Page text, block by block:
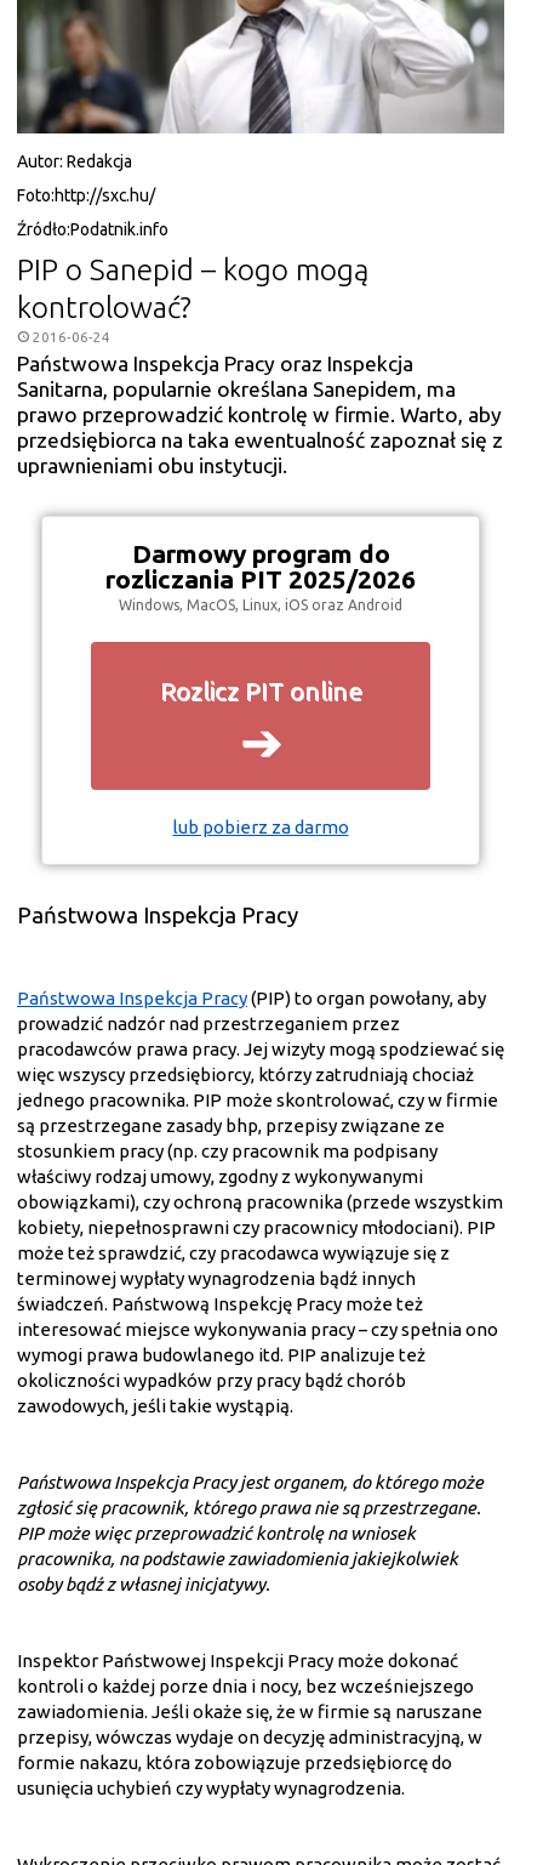
Autor: Redakcja
Foto:http://sxc.hu/
Źródło:Podatnik.info
PIP o Sanepid – kogo mogą
kontrolować?
2016-06-24
Państwowa Inspekcja Pracy oraz Inspekcja
Sanitarna, popularnie określana Sanepidem, ma
prawo przeprowadzić kontrolę w firmie. Warto, aby
przedsiębiorca na taka ewentualność zapoznał się z
uprawnieniami obu instytucji.
Darmowy program do
rozliczania PIT 2025/2026
Windows, MacOS, Linux, iOS oraz Android
Rozlicz PIT online
➔
lub pobierz za darmo
Państwowa Inspekcja Pracy
Państwowa Inspekcja Pracy(PIP) to organ powołany, aby
prowadzić nadzór nad przestrzeganiem przez
pracodawców prawa pracy. Jej wizyty mogą spodziewać się
więc wszyscy przedsiębiorcy, którzy zatrudniają chociaż
jednego pracownika. PIP może skontrolować, czy w firmie
są przestrzegane zasady bhp, przepisy związane ze
stosunkiem pracy (np. czy pracownik ma podpisany
właściwy rodzaj umowy, zgodny z wykonywanymi
obowiązkami), czy ochroną pracownika (przede wszystkim
kobiety, niepełnosprawni czy pracownicy młodociani). PIP
może też sprawdzić, czy pracodawca wywiązuje się z
terminowej wypłaty wynagrodzenia bądź innych
świadczeń. Państwową Inspekcję Pracy może też
interesować miejsce wykonywania pracy – czy spełnia ono
wymogi prawa budowlanego itd. PIP analizuje też
okoliczności wypadków przy pracy bądź chorób
zawodowych, jeśli takie wystąpią.
Państwowa Inspekcja Pracy jest organem, do którego może
zgłosić się pracownik, którego prawa nie są przestrzegane.
PIP może więc przeprowadzić kontrolę na wniosek
pracownika, na podstawie zawiadomienia jakiejkolwiek
osoby bądź z własnej inicjatywy.
Inspektor Państwowej Inspekcji Pracy może dokonać
kontroli o każdej porze dnia i nocy, bez wcześniejszego
zawiadomienia. Jeśli okaże się, że w firmie są naruszane
przepisy, wówczas wydaje on decyzję administracyjną, w
formie nakazu, która zobowiązuje przedsiębiorcę do
usunięcia uchybień czy wypłaty wynagrodzenia.